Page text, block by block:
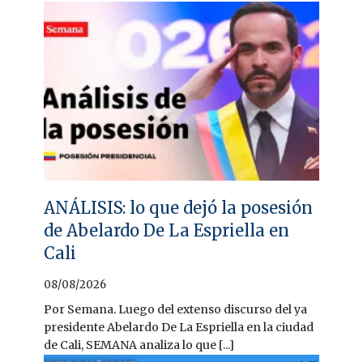
ANÁLISIS: lo que dejó la posesión
de Abelardo De La Espriella en
Cali
08/08/2026
Por Semana. Luego del extenso discurso del ya
presidente Abelardo De La Espriella en la ciudad
de Cali, SEMANA analiza lo que [...]